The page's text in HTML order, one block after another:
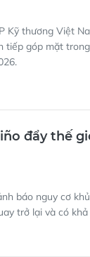
Kỹ thương Việt
tiếp góp mặt
đẩy thế
báo nguy cơ
trở lại và có